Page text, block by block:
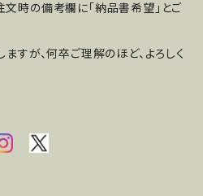
時の備考欄に「納品書希望」とご
すが、何卒ご理解のほど、よろしく